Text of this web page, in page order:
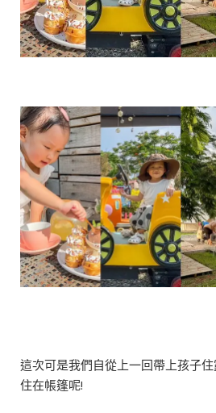
這次可是我們自從上一回帶上孩子
住在帳篷呢!